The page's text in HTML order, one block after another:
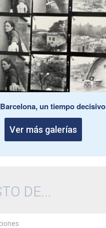
un tiempo decisivo
Ver más galerías
DE...